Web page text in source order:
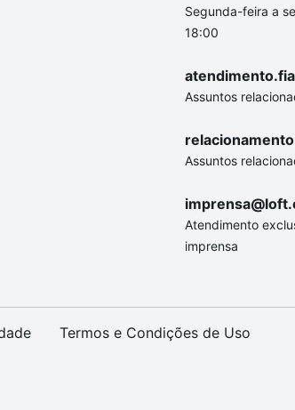
Segunda-feira a
18:00
Assuntos
Assuntos
Atendimento
imprensa
Termos e Condições de Uso